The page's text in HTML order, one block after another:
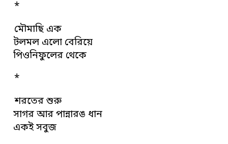
*
মৌমাছি এক
টলমল এলো বেরিয়ে
পিওনিফুলের থেকে
*
শরতের শুরু
সাগর আর পান্নারঙ ধান
একই সবুজ